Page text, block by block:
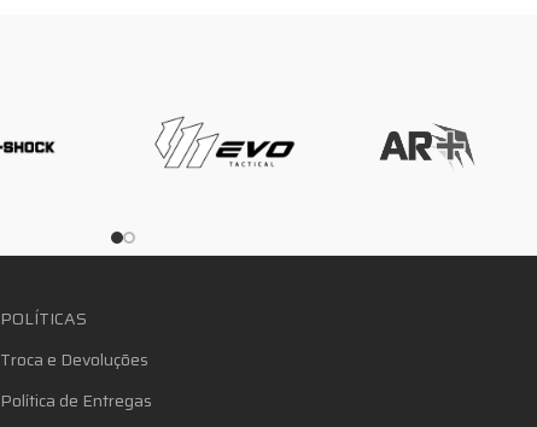
POLÍTICAS
Troca e Devoluções
Política de Entregas